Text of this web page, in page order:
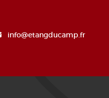
info@etangducamp.fr